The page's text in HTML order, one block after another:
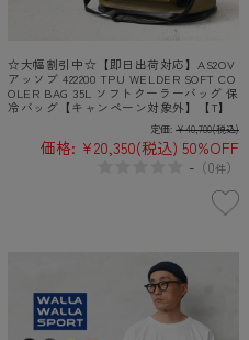
☆大幅割引中☆【即日出荷対応】AS2OV
アッソブ 422200 TPU WELDER SOFT CO
OLER BAG 35L ソフトクーラーバッグ 保
冷バッグ【キャンペーン対象外】【T】
定価: ¥40,700(税込)
価格: ¥20,350(税込) 50%OFF
- （0件）